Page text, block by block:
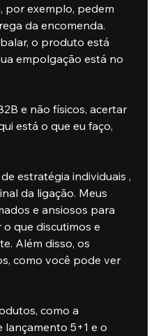
por exemplo, pedem
da encomenda.
o produto está
empolgação está no
e não físicos, acertar
está o que eu faço,
estratégia individuais ,
da ligação. Meus
e ansiosos para
que discutimos e
Além disso, os
como você pode ver
como a
lançamento 5+1 e o